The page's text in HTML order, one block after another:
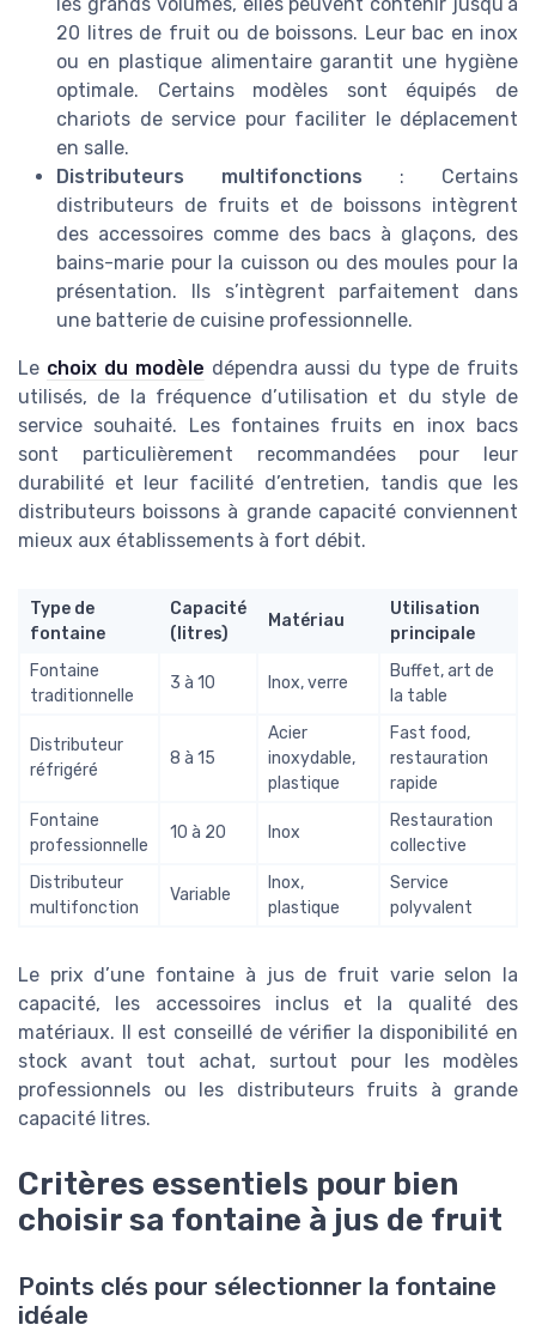
20 litres de fruit ou de boissons. Leur bac en inox
ou en plastique alimentaire garantit une hygiène
optimale. Certains modèles sont équipés de
chariots de service pour faciliter le déplacement
en salle.
Distributeurs multifonctions : Certains
distributeurs de fruits et de boissons intègrent
des accessoires comme des bacs à glaçons, des
bains-marie pour la cuisson ou des moules pour la
présentation. Ils s’intègrent parfaitement dans
une batterie de cuisine professionnelle.
Le choix du modèle dépendra aussi du type de fruits
utilisés, de la fréquence d’utilisation et du style de
service souhaité. Les fontaines fruits en inox bacs
sont particulièrement recommandées pour leur
durabilité et leur facilité d’entretien, tandis que les
distributeurs boissons à grande capacité conviennent
mieux aux établissements à fort débit.
Type de
fontaine
Capacité
(litres)
Matériau
Utilisation
principale
Fontaine
traditionnelle
3 à 10 Inox, verre
Buffet, art de
la table
Distributeur
réfrigéré
8 à 15
Acier
inoxydable,
plastique
Fast food,
restauration
rapide
Fontaine
professionnelle
10 à 20 Inox
Restauration
collective
Distributeur
multifonction
Variable
Inox,
plastique
Service
polyvalent
Le prix d’une fontaine à jus de fruit varie selon la
capacité, les accessoires inclus et la qualité des
matériaux. Il est conseillé de vérifier la disponibilité en
stock avant tout achat, surtout pour les modèles
professionnels ou les distributeurs fruits à grande
capacité litres.
Critères essentiels pour bien
choisir sa fontaine à jus de fruit
Points clés pour sélectionner la fontaine
idéale